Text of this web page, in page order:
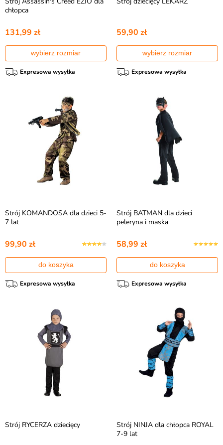
chłopca
131,99 zł
wybierz rozmiar
Expresowa wysyłka
59,90 zł
wybierz rozmiar
Expresowa wysyłka
Strój KOMANDOSA dla dzieci 5-
7 lat
99,90 zł
do koszyka
Expresowa wysyłka
Strój BATMAN dla dzieci
peleryna i maska
58,99 zł
do koszyka
Expresowa wysyłka
Strój RYCERZA dziecięcy
Strój NINJA dla chłopca ROYAL
7-9 lat